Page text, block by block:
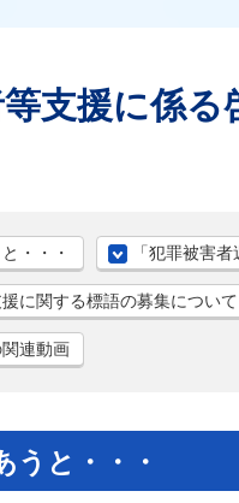
支援に係る
・・・ 「犯罪被害
に関する標語の募集について
連動画
うと・・・